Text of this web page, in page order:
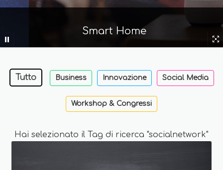
Smart Home
Tutto Business Innovazione Social Media
Workshop & Congressi
Hai selezionato il Tag di ricerca "socialnetwork"